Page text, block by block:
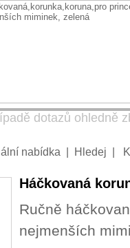
dotazů ohledně
nabídka Hledej
Háčkovaná
Ručně
nejmenších